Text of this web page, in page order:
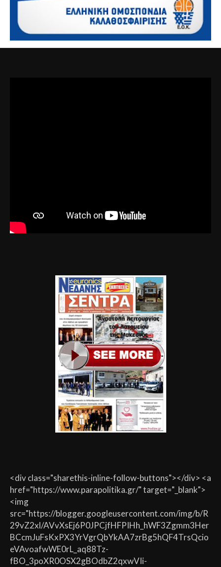
<div class="sharethis-inline-follow-buttons"></div> <a
href="https://www.parapolitika.gr/" target="_blank">
<img
src="https://blogger.googleusercontent.com/img/b/R
29vZ2xl/AVvXsEj6P0JPCjfHFPIHh_hWF3Zgmm3Her
BCcmJuFsKxPX3YrVgrQbYkAA7zrBg5hQF4TrsQcio
eVAvoafwWE0rL_aq88Tz-
fBO_3poXR0OSX2gBOdbZ2qxwVIi-